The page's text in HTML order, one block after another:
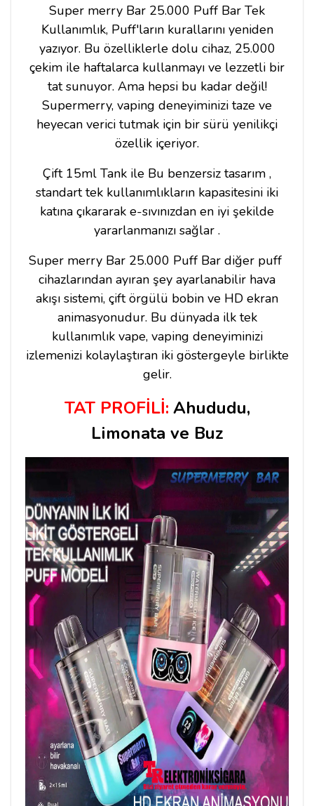
Super merry Bar 25.000 Puff Bar Tek
Kullanımlık, Puff'ların kurallarını yeniden
yazıyor. Bu özelliklerle dolu cihaz, 25.000
çekim ile haftalarca kullanmayı ve lezzetli bir
tat sunuyor. Ama hepsi bu kadar değil!
Supermerry, vaping deneyiminizi taze ve
heyecan verici tutmak için bir sürü yenilikçi
özellik içeriyor.
Çift 15ml Tank ile Bu benzersiz tasarım ,
standart tek kullanımlıkların kapasitesini iki
katına çıkararak e-sıvınızdan en iyi şekilde
yararlanmanızı sağlar .
Super merry Bar 25.000 Puff Bar diğer puff
cihazlarından ayıran şey ayarlanabilir hava
akışı sistemi, çift örgülü bobin ve HD ekran
animasyonudur. Bu dünyada ilk tek
kullanımlık vape, vaping deneyiminizi
izlemenizi kolaylaştıran iki göstergeyle birlikte
gelir.
TAT PROFİLİ: Ahududu,
Limonata ve Buz